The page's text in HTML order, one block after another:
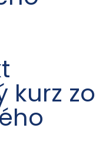
kurz zo